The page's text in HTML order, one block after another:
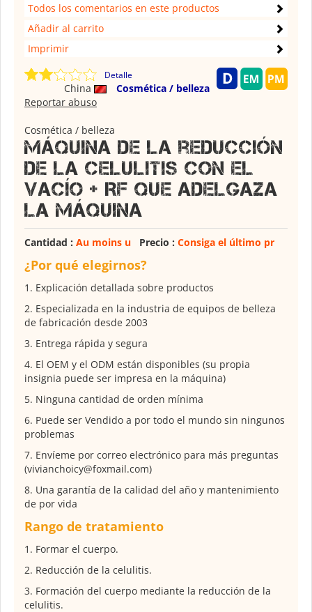
Todos los comentarios en este productos
Añadir al carrito
Imprimir
Detalle
China
Cosmética / belleza
Reportar abuso
Cosmética / belleza
Máquina de la reducción
de la celulitis con el
vacío + RF que adelgaza
la máquina
Cantidad : Au moins u Precio : Consiga el último pr
¿Por qué elegirnos?
1. Explicación detallada sobre productos
2. Especializada en la industria de equipos de belleza
de fabricación desde 2003
3. Entrega rápida y segura
4. El OEM y el ODM están disponibles (su propia
insignia puede ser impresa en la máquina)
5. Ninguna cantidad de orden mínima
6. Puede ser Vendido a por todo el mundo sin ningunos
problemas
7. Envíeme por correo electrónico para más preguntas
(vivianchoicy@foxmail.com)
8. Una garantía de la calidad del año y mantenimiento
de por vida
Rango de tratamiento
1. Formar el cuerpo.
2. Reducción de la celulitis.
3. Formación del cuerpo mediante la reducción de la
celulitis.